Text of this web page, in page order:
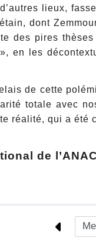
lieux,
dont
des pires
en les
de cette
totale avec
réalité, qui a été
de